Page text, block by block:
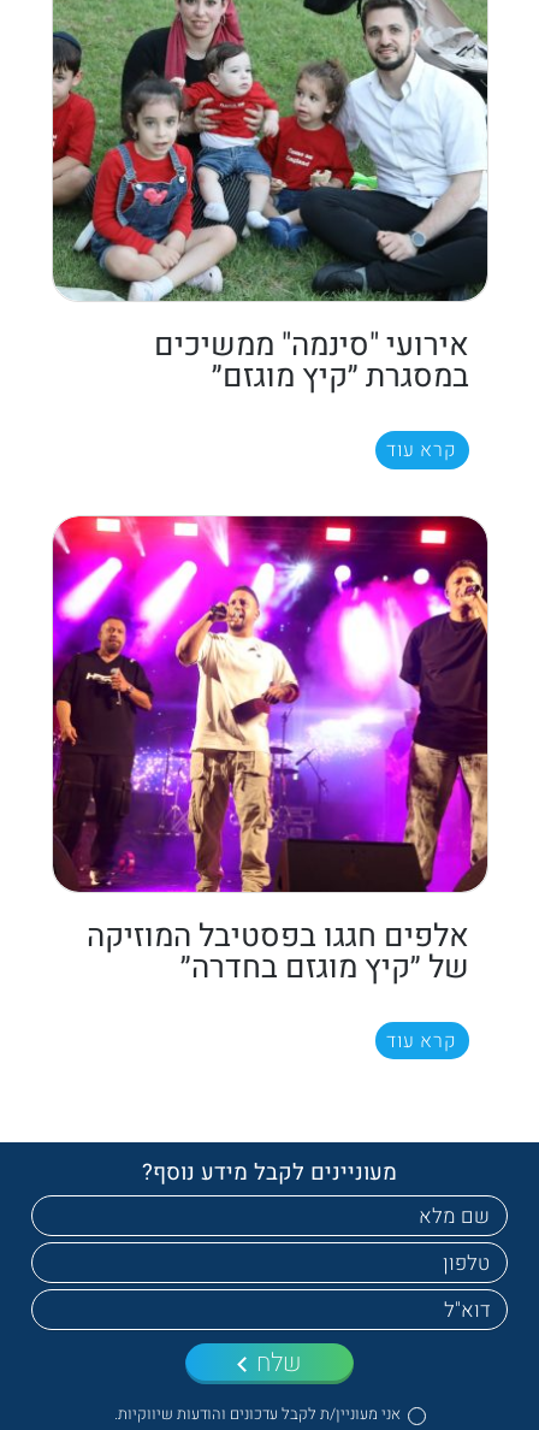
אירועי "סינמה" ממשיכים
במסגרת ״קיץ מוגזם״
קרא עוד
אלפים חגגו בפסטיבל המוזיקה
של ״קיץ מוגזם בחדרה״
קרא עוד
מעוניינים לקבל מידע נוסף?
אני מעוניין/ת לקבל עדכונים והודעות שיווקיות.
שלח